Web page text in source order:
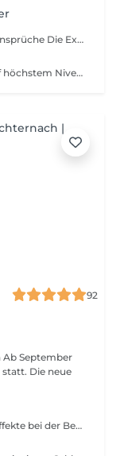
Aroma Expert - für die besonderen Pflegeansprüche Die Expert-Behandlungen sind die exklusivsten Decleor Behandlungen für höchste Pflegeansprüche. Neben den Ihrem Hauttyp entsprechenden Aromessencen und Baumes werden die konzentrierten Spezialmasken, die kurz vor dem Auftragen verrührt werden, in das Behandlungsritual integriert. - Maske Hydra Force für feuchtigkeitsarme Haut - Maske Aroma Lisse für sehr müde Haut - Maske Mate and Pure für Misch- und ölige Haut - Maske Harmonie Douceur Expert für empfindliche Haut Elemente der Aroma Expert Behandlung: Reinigungsritual (Reinigung, Intensivreinigung, mildes Peeling), Tiefenausreinigung und Massage für Gesicht, Hals und Dekolleté,Tagespflege. Diese Behandlung ist für alle Hauttypen geeignet.
GesichtAromassage - für Wohlbefinden auf höchstem Niveau Dies ist eine sanfte Massagebehandlung für alle, die Stressabbau, Beruhigung und Entspannung suchen, für entspannte Gesichtszüge und einen leuchtenden Teint. Genießen Sie die wohltuende Kraft Ätherischer Öle. Elemente der Aromassage Behandlung: Reinigungsritual (Reinigung, Intensivreinigung, mildes Peeling), Massage für Gesicht, Hals und Dekolleté, Maske, Tagespflege. Diese Behandlung ist für alle Hauttypen geeignet.
92
neue
Beim Microneedling werden fantastische Effekte bei der Behandlung von Narbengewebe, Hautunebenheiten und Fältchen erzielt sowie die Hautverjüngung und Straffung gefördert. Diese Methode bereitet durch gezielte Micro-Perforation einerseits Ihre Haut auf das Einschleusen hoch wirksamer Wirkstoffkombinationen in tiefe Hautschichten vor. Andererseits werden durch die Micro-Nadeln winzige Verletzungen signalisiert. Dies regt die Haut zur Erneuerung an und löst die hauteigene Ausschüttung von Elastin, Kollagen und Hyaluronsäure aus. -ANTI-AGING -ANREGUNG DER ZELLREGENERATION -PORENVERFEINERUNG -NARBENBEHANDLUNG -REDUZIERUNG VON PIGMENTFLECKEN -VERBESSERTE WIRKSTOFFAUFNAHME